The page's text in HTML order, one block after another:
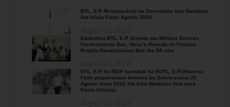
BTL, E.P Responsável ba Seremónia Içar Bandeira
iha Inísiu Fulan Agostu 2026
Ezekutivu BTL, E.P Orienta atu Mellora Servisu
Fornesimentu Bee, Hasa’e Reseita no Finaliza
Projetu Kanalizasaun Bee iha PA sira
BTL, E.P ho MOP hamutuk ho EDTL, E.P,Observa
Fatin preparasaun beemos ba Selebrasaun 20
Agostu tinan 2026 iha foho Matabian Hun area
Postu Kelekai.